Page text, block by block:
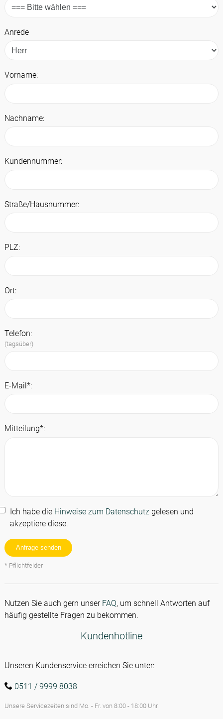
Anrede
Vorname:
Nachname:
Kundennummer:
Straße/Hausnummer:
PLZ:
Ort:
Telefon:
(tagsüber)
E-Mail*:
Mitteilung*:
Ich habe die Hinweise zum Datenschutz gelesen und
akzeptiere diese.
Anfrage senden
* Pflichtfelder
Nutzen Sie auch gern unser FAQ, um schnell Antworten auf
häufig gestellte Fragen zu bekommen.
Kundenhotline
Unseren Kundenservice erreichen Sie unter:
Kundenhotline
0511 / 9999 8038
Unsere Servicezeiten sind Mo. - Fr. von 8:00 - 18:00 Uhr.